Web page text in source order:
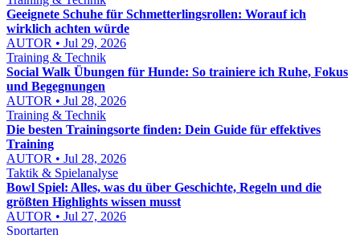
Geeignete Schuhe für Schmetterlingsrollen: Worauf ich
wirklich achten würde
AUTOR • Jul 29, 2026
Training & Technik
Social Walk Übungen für Hunde: So trainiere ich Ruhe, Fokus
und Begegnungen
AUTOR • Jul 28, 2026
Training & Technik
Die besten Trainingsorte finden: Dein Guide für effektives
Training
AUTOR • Jul 28, 2026
Taktik & Spielanalyse
Bowl Spiel: Alles, was du über Geschichte, Regeln und die
größten Highlights wissen musst
AUTOR • Jul 27, 2026
Sportarten